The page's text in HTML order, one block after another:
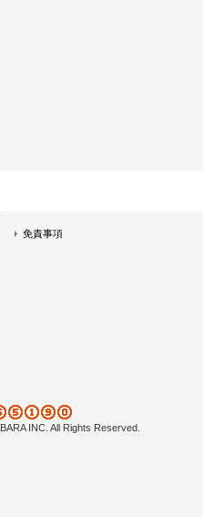
免責事項
INC. All Rights Reserved.